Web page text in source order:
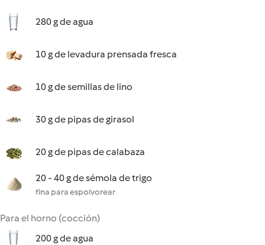
280 g de agua
10 g de levadura prensada fresca
10 g de semillas de lino
30 g de pipas de girasol
20 g de pipas de calabaza
20 - 40 g de sémola de trigo
fina para espolvorear
Para el horno (cocción)
200 g de agua